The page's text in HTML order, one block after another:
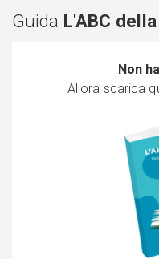
Guida L'ABC
Non
Allora scarica